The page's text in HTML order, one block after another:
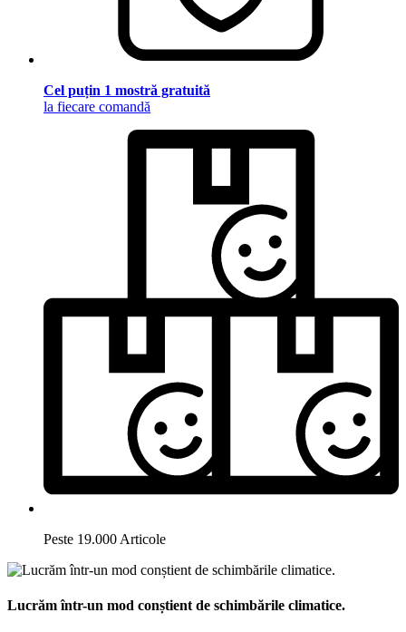
Cel puțin 1 mostră gratuită
la fiecare comandă
Peste 19.000 Articole
Lucrăm într-un mod conștient de schimbările climatice.